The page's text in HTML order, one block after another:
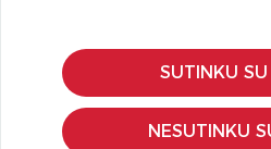
KLIENTŲ APTARNAVIMAS
Pirkimo – pardavimo taisyklės
Pristatymas ir grąžinimas
SUTINKU SU
NESUTINKU